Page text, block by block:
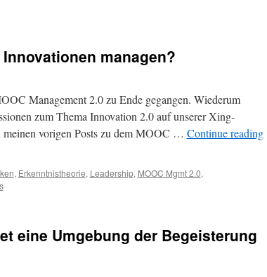
managen?
Management 2.0 zu Ende gegangen. Wiederum
zum Thema Innovation 2.0 auf unserer Xing-
meinen vorigen Posts zu dem MOOC … Continue reading
, Erkenntnistheorie, Leadership, MOOC Mgmt 2.0,
eine Umgebung der Begeisterung